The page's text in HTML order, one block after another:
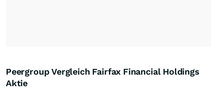
Peergroup Vergleich Fairfax Financial Holdings
Aktie